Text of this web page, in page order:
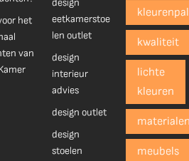
het
van
design
eetkamerstoe
len outlet
design
interieur
advies
design outlet
design
stoelen
kwaliteit
lichte
kleuren
meubels